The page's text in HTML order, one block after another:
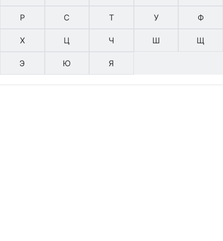
Р С Т У Ф
Х Ц Ч Ш Щ
Э Ю Я